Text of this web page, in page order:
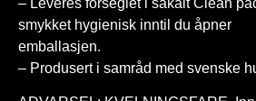
smykket hygienisk inntil du åpner
emballasjen.
– Produsert i samråd med svenske